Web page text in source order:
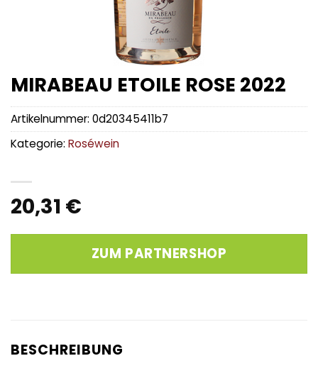
MIRABEAU ETOILE ROSE 2022
20,31 €
ZUM PARTNERSHOP
Artikelnummer: 0d20345411b7
Kategorie: Roséwein
BESCHREIBUNG